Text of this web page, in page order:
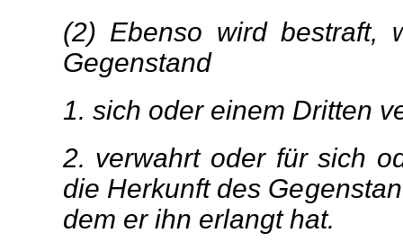
(2) Ebenso wird bestraft,
Gegenstand
1. sich oder einem Dritten
2. verwahrt oder für sich
die Herkunft des
dem er ihn erlangt hat.